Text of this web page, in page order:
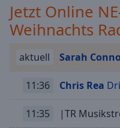
settings
dialog
subtitles
off
selected
NE-WS - Love
NE-WS - Schlager
NE-WS - Karneval
Jetzt Online
Weihnachts
aktuell Sarah
11:36 Chris Rea
11:35 |TR